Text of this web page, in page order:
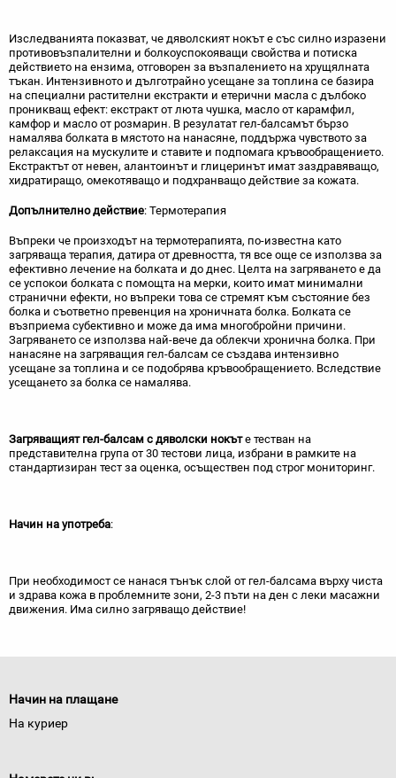
Изследванията показват, че дяволският нокът е със силно изразени
противовъзпалителни и болкоуспокояващи свойства и потиска
действието на ензима, отговорен за възпалението на хрущялната
тъкан. Интензивното и дълготрайно усещане за топлина се базира
на специални растителни екстракти и етерични масла с дълбоко
проникващ ефект: екстракт от люта чушка, масло от карамфил,
камфор и масло от розмарин. В резулатат гел-балсамът бързо
намалява болката в мястото на нанасяне, поддържа чувството за
релаксация на мускулите и ставите и подпомага кръвообращението.
Екстрактът от невен, алантоинът и глицеринът имат заздравяващо,
хидратиращо, омекотяващо и подхранващо действие за кожата.
Допълнително действие: Термотерапия
Въпреки че произходът на термотерапията, по-известна като
загряваща терапия, датира от древността, тя все още се използва за
ефективно лечение на болката и до днес. Целта на загряването е да
се успокои болката с помощта на мерки, които имат минимални
странични ефекти, но въпреки това се стремят към състояние без
болка и съответно превенция на хроничната болка. Болката се
възприема субективно и може да има многобройни причини.
Загряването се използва най-вече да облекчи хронична болка. При
нанасяне на загряващия гел-балсам се създава интензивно
усещане за топлина и се подобрява кръвообращението. Вследствие
усещането за болка се намалява.
Загряващият гел-балсам с дяволски нокъте тестван на
представителна група от 30 тестови лица, избрани в рамките на
стандартизиран тест за оценка, осъществен под строг мониторинг.
Начин на употреба:
При необходимост се нанася тънък слой от гел-балсама върху чиста
и здрава кожа в проблемните зони, 2-3 пъти на ден с леки масажни
движения. Има силно загряващо действие!
Начин на плащане
На куриер